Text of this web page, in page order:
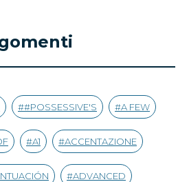
#POSSESSIVE'S A FEW
A1 ACCENTAZIONE
ADVANCED